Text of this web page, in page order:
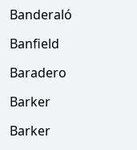
Banderaló
Banfield
Baradero
Barker
Barker